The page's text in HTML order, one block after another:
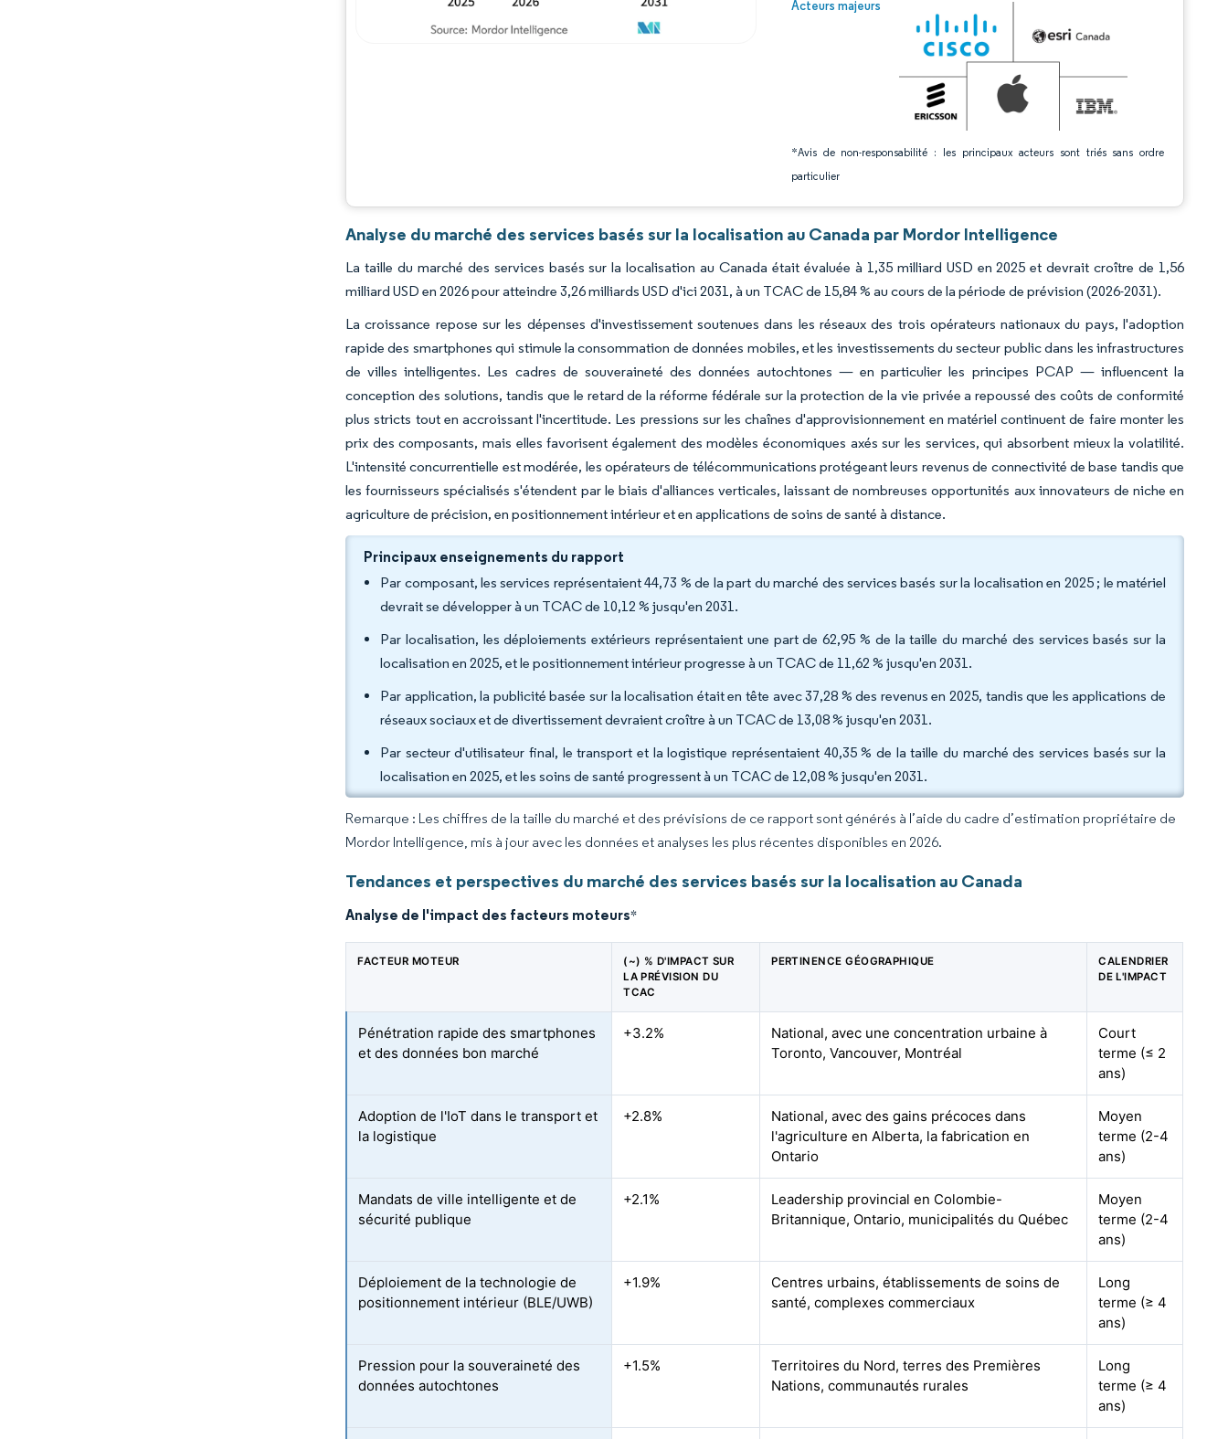
Acteurs majeurs
*Avis de non-responsabilité : les principaux acteurs sont triés sans ordre
particulier
Image © Mordor Intelligence. La réutilisation nécessite une attribution sous CC BY 4.0.
Analyse du marché des services basés sur la localisation au Canada par Mordor Intelligence
La taille du marché des services basés sur la localisation au Canada était évaluée à 1,35 milliard USD en 2025 et devrait croître de 1,56
milliard USD en 2026 pour atteindre 3,26 milliards USD d'ici 2031, à un TCAC de 15,84 % au cours de la période de prévision (2026-2031).
La croissance repose sur les dépenses d'investissement soutenues dans les réseaux des trois opérateurs nationaux du pays, l'adoption
rapide des smartphones qui stimule la consommation de données mobiles, et les investissements du secteur public dans les infrastructures
de villes intelligentes. Les cadres de souveraineté des données autochtones — en particulier les principes PCAP — influencent la
conception des solutions, tandis que le retard de la réforme fédérale sur la protection de la vie privée a repoussé des coûts de conformité
plus stricts tout en accroissant l'incertitude. Les pressions sur les chaînes d'approvisionnement en matériel continuent de faire monter les
prix des composants, mais elles favorisent également des modèles économiques axés sur les services, qui absorbent mieux la volatilité.
L'intensité concurrentielle est modérée, les opérateurs de télécommunications protégeant leurs revenus de connectivité de base tandis que
les fournisseurs spécialisés s'étendent par le biais d'alliances verticales, laissant de nombreuses opportunités aux innovateurs de niche en
agriculture de précision, en positionnement intérieur et en applications de soins de santé à distance.
Principaux enseignements du rapport
Par composant, les services représentaient 44,73 % de la part du marché des services basés sur la localisation en 2025 ; le matériel
devrait se développer à un TCAC de 10,12 % jusqu'en 2031.
Par localisation, les déploiements extérieurs représentaient une part de 62,95 % de la taille du marché des services basés sur la
localisation en 2025, et le positionnement intérieur progresse à un TCAC de 11,62 % jusqu'en 2031.
Par application, la publicité basée sur la localisation était en tête avec 37,28 % des revenus en 2025, tandis que les applications de
réseaux sociaux et de divertissement devraient croître à un TCAC de 13,08 % jusqu'en 2031.
Par secteur d'utilisateur final, le transport et la logistique représentaient 40,35 % de la taille du marché des services basés sur la
localisation en 2025, et les soins de santé progressent à un TCAC de 12,08 % jusqu'en 2031.
Remarque : Les chiffres de la taille du marché et des prévisions de ce rapport sont générés à l’aide du cadre d’estimation propriétaire de
Mordor Intelligence, mis à jour avec les données et analyses les plus récentes disponibles en 2026.
Tendances et perspectives du marché des services basés sur la localisation au Canada
Analyse de l'impact des facteurs moteurs*
FACTEUR MOTEUR
(~) % D'IMPACT SUR
LA PRÉVISION DU
TCAC
PERTINENCE GÉOGRAPHIQUE
CALENDRIER
DE L'IMPACT
Pénétration rapide des smartphones
et des données bon marché
+3.2%
National, avec une concentration urbaine à
Toronto, Vancouver, Montréal
Court
terme (≤ 2
ans)
Adoption de l'IoT dans le transport et
la logistique
+2.8%
National, avec des gains précoces dans
l'agriculture en Alberta, la fabrication en
Ontario
Moyen
terme (2-4
ans)
Mandats de ville intelligente et de
sécurité publique
+2.1%
Leadership provincial en Colombie-
Britannique, Ontario, municipalités du Québec
Moyen
terme (2-4
ans)
Déploiement de la technologie de
positionnement intérieur (BLE/UWB)
+1.9%
Centres urbains, établissements de soins de
santé, complexes commerciaux
Long
terme (≥ 4
ans)
Pression pour la souveraineté des
données autochtones
+1.5%
Territoires du Nord, terres des Premières
Nations, communautés rurales
Long
terme (≥ 4
ans)